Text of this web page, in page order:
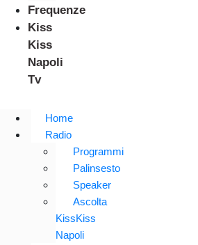
Frequenze
Kiss
Kiss
Napoli
Tv
Home
Radio
Programmi
Palinsesto
Speaker
Ascolta
KissKiss
Napoli